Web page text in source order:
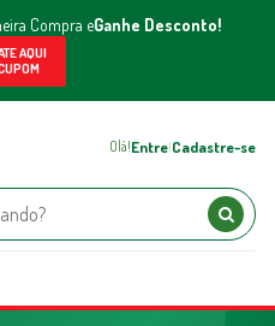
Compra eGanhe Desconto!
AQUI
Olá!Entre|Cadastre-se